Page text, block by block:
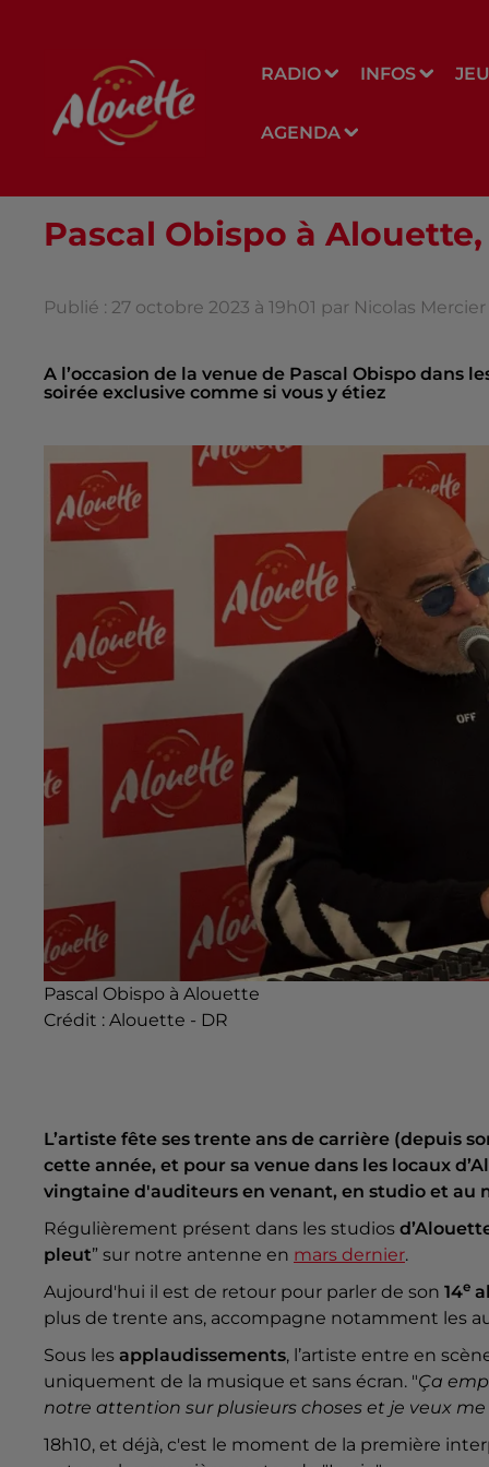
RADIO INFOS
AGENDA
Pascal Obispo à
Publié : 27 octobre 2023 à 19h01 par Nicolas Mercier
A l’occasion de la venue de Pascal Obispo dans
soirée exclusive comme si vous y étiez
Pascal Obispo à Alouette
Crédit : Alouette - DR
L’artiste fête ses trente ans de carrière (depuis
cette année, et pour sa venue dans les locaux
vingtaine d'auditeurs en venant, en studio et au
Régulièrement présent dans les studios
pleut” sur notre antenne en mars dernier.
Aujourd'hui il est de retour pour parler de son 14e
plus de trente ans, accompagne notamment les
Sous les applaudissements, l’artiste entre en
uniquement de la musique et sans écran. "Ça
notre attention sur plusieurs choses et je veux
18h10, et déjà, c'est le moment de la première